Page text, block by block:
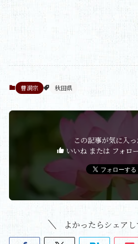
曹洞宗 秋田県
この記事が気に入
いいね または フォロ
よかったらシェアし